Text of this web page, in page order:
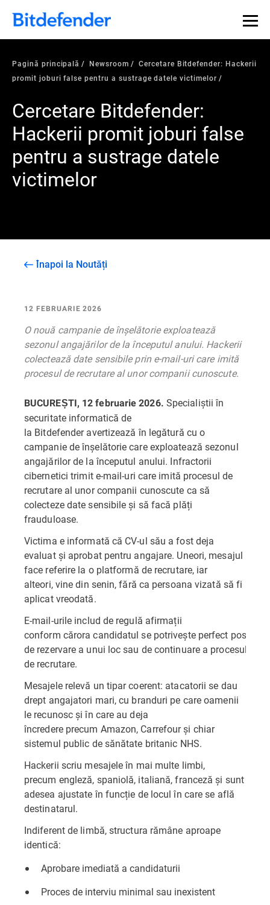
Pagină principală Newsroom
Cercetare Bitdefender: Hackerii
promit joburi false pentru a sustrage datele victimelor
Cercetare Bitdefender:
Hackerii promit joburi false
pentru a sustrage datele
victimelor
Înapoi la Noutăți
12 FEBRUARIE 2026
O nouă campanie de înșelătorie exploatează
sezonul angajărilor de la începutul anului. Hackerii
colectează date sensibile prin e-mail-uri care imită
procesul de recrutare al unor companii cunoscute.
BUCUREȘTI, 12 februarie 2026. Specialiștii în
securitate informatică de
la Bitdefender avertizează în legătură cu o
campanie de înșelătorie care exploatează sezonul
angajărilor de la începutul anului. Infractorii
cibernetici trimit e-mail-uri care imită procesul de
recrutare al unor companii cunoscute ca să
colecteze date sensibile și să facă plăți
frauduloase.
Victima e informată că CV-ul său a fost deja
evaluat și aprobat pentru angajare. Uneori, mesajul
face referire la o platformă de recrutare, iar
alteori, vine din senin, fără ca persoana vizată să fi
aplicat vreodată.
E-mail-urile includ de regulă afirmații
conform cărora candidatul se potrivește perfect
de rezervare a unui loc sau de continuare a procesului
de recrutare.
Mesajele relevă un tipar coerent: atacatorii se dau
drept angajatori mari, cu branduri pe care oamenii
le recunosc și în care au deja
încredere precum Amazon, Carrefour și chiar
sistemul public de sănătate britanic NHS.
Hackerii scriu mesajele în mai multe limbi,
precum engleză, spaniolă, italiană, franceză și sunt
adesea ajustate în funcție de locul în care se află
destinatarul.
Indiferent de limbă, structura rămâne aproape
identică:
Aprobare imediată a candidaturii
Proces de interviu minimal sau inexistent